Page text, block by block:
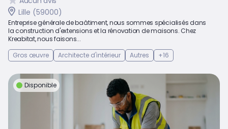
Lille (59000)
Entreprise générale de baâtiment, nous sommes spécialisés dans
la construction d'extensions et la rénovation de maisons. Chez
Kreabitat, nous faisons...
Gros œuvre
Architecte d'intérieur Autres +16
Disponible